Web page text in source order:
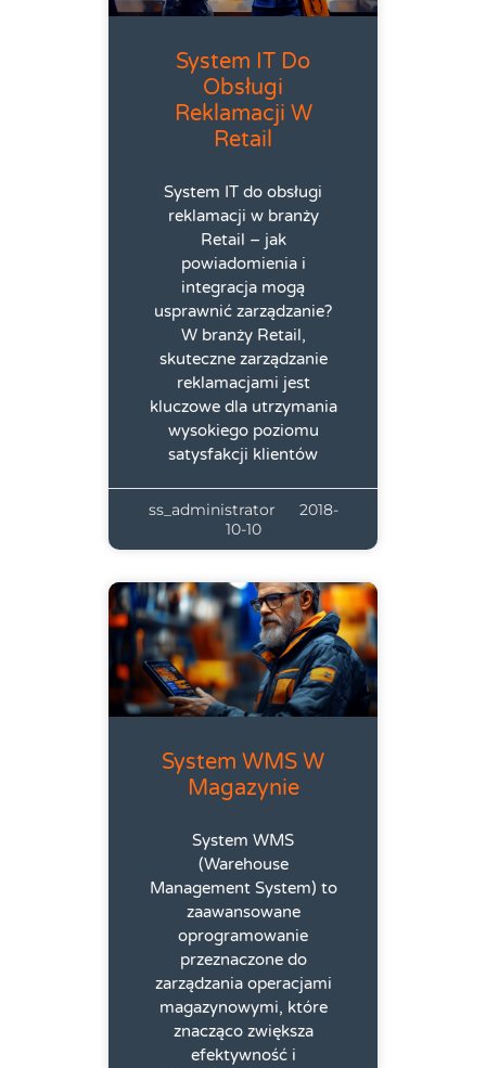
System IT Do
Obsługi
Reklamacji W
Retail
System IT do obsługi
reklamacji w branży
Retail – jak
powiadomienia i
integracja mogą
usprawnić zarządzanie?
W branży Retail,
skuteczne zarządzanie
reklamacjami jest
kluczowe dla utrzymania
wysokiego poziomu
satysfakcji klientów
ss_administrator
2018-
10-10
System WMS W
Magazynie
System WMS
(Warehouse
Management System) to
zaawansowane
oprogramowanie
przeznaczone do
zarządzania operacjami
magazynowymi, które
znacząco zwiększa
efektywność i